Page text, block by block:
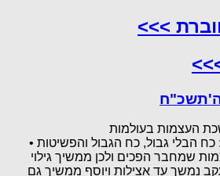
>>>
ה'תשכ"ח
העצמות בעולמות
כח הבלי גבול, כח הגבול והפשיטות •
שמחבר הפכים ולכן ממשיך גילוי
נמשך עד אצילות ויוסף ממשיך גם